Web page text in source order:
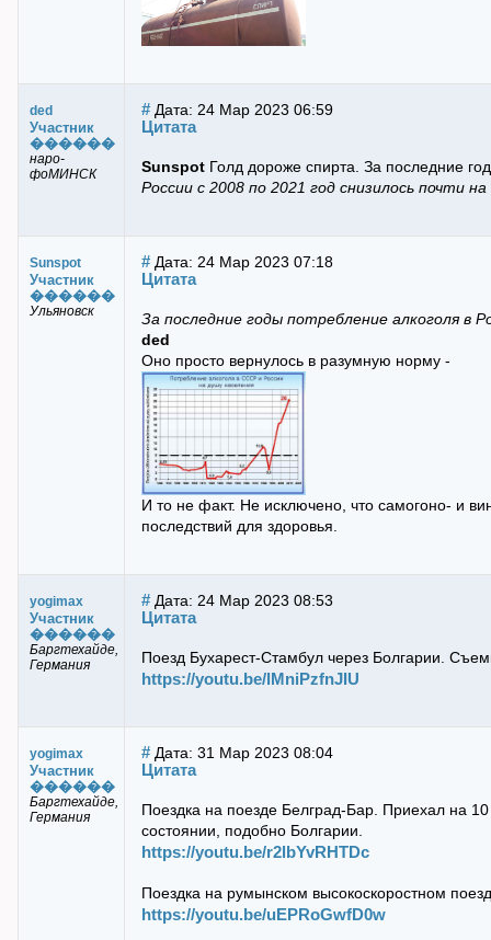
ded
Участник
������
наро-
фоМИНСК
# Дата: 24 Мар 2023 06:59
Цитата
Sunspot Голд дороже спирта. За последние
России с 2008 по 2021 год снизилось почти
Sunspot
Участник
������
Ульяновск
# Дата: 24 Мар 2023 07:18
Цитата
За последние годы потребление алкоголя в
ded
Оно просто вернулось в разумную норму -
И то не факт. Не исключено, что самогоно- и
последствий для здоровья.
yogimax
Участник
������
Баргтехайде,
Германия
# Дата: 24 Мар 2023 08:53
Цитата
Поезд Бухарест-Стамбул через Болгарии.
https://youtu.be/lMniPzfnJIU
yogimax
Участник
������
Баргтехайде,
Германия
# Дата: 31 Мар 2023 08:04
Цитата
Поездка на поезде Белград-Бар. Приехал на
состоянии, подобно Болгарии.
https://youtu.be/r2lbYvRHTDc
Поездка на румынском высокоскоростном
https://youtu.be/uEPRoGwfD0w